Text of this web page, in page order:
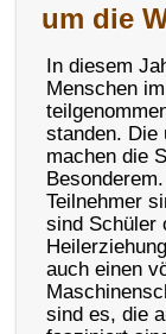
um die
In diesem
Menschen
standen. Die
machen die
Teilnehmer
sind Schüler
auch einen
sind es, die